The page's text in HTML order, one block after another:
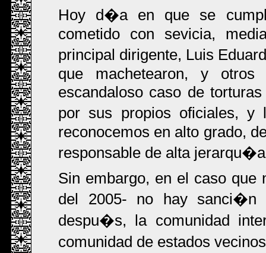
Hoy d�a en que se
cometido con sevicia,
principal dirigente, Luis
que machetearon, y
escandaloso caso de
por sus propios oficiales,
reconocemos en alto grado,
responsable de alta
Sin embargo, en el caso que
del 2005- no hay
despu�s, la comunidad
comunidad de estados